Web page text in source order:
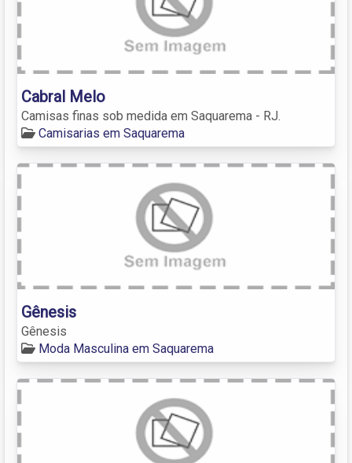
Cabral Melo
Camisas finas sob medida em Saquarema - RJ.
Camisarias em Saquarema
Gênesis
Gênesis
Moda Masculina em Saquarema